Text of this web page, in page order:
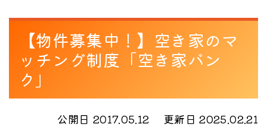
【物件募集中！】空き家のマ
ッチング制度「空き家バン
ク」
公開日 2017.05.12
更新日 2025.02.21